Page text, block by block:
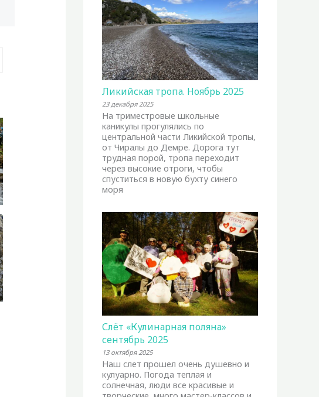
Ликийская тропа. Ноябрь 2025
23 декабря 2025
На триместровые школьные
каникулы прогулялись по
центральной части Ликийской тропы,
от Чиралы до Демре. Дорога тут
трудная порой, тропа переходит
через высокие отроги, чтобы
спуститься в новую бухту синего
моря
Слёт «Кулинарная поляна»
сентябрь 2025
13 октября 2025
Наш слет прошел очень душевно и
кулуарно. Погода теплая и
солнечная, люди все красивые и